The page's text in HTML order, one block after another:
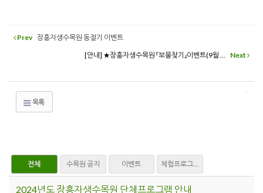
Prev 장흥자생수목원 동절기 이벤트
[안내] ★장흥자생수목원 『보물찾기』이벤트(9월 ...
Next
목록
전체 수목원 공지 이벤트 체험프로그램
2024년도 장흥자생수목원 단체프로그램 안내